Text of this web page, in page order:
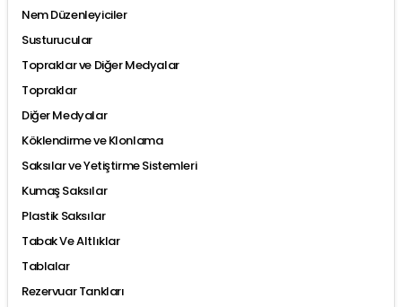
Nem Düzenleyiciler
Susturucular
Topraklar ve Diğer Medyalar
Topraklar
Diğer Medyalar
Köklendirme ve Klonlama
Saksılar ve Yetiştirme Sistemleri
Kumaş Saksılar
Plastik Saksılar
Tabak Ve Altlıklar
Tablalar
Rezervuar Tankları